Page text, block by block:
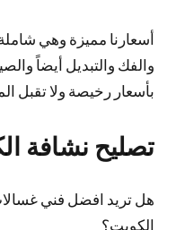
أسعارنا مميزة وهي
والفك والتبديل أيضاً
بأسعار رخيصة ولا تقبل
تصليح نشافة
هل تريد افضل فني
الكويت؟